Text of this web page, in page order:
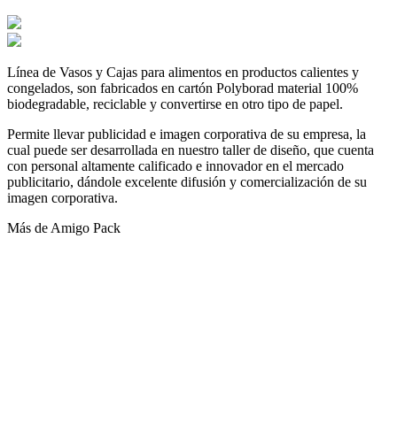
Línea de Vasos y Cajas para alimentos en productos calientes y
congelados, son fabricados en cartón Polyborad material 100%
biodegradable, reciclable y convertirse en otro tipo de papel.
Permite llevar publicidad e imagen corporativa de su empresa, la
cual puede ser desarrollada en nuestro taller de diseño, que cuenta
con personal altamente calificado e innovador en el mercado
publicitario, dándole excelente difusión y comercialización de su
imagen corporativa.
Más de Amigo Pack